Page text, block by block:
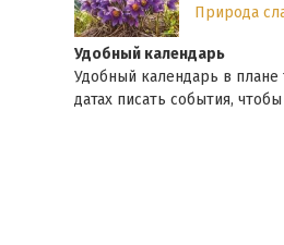
Природа
Удобный календарь
Удобный календарь в плане
датах писать события,